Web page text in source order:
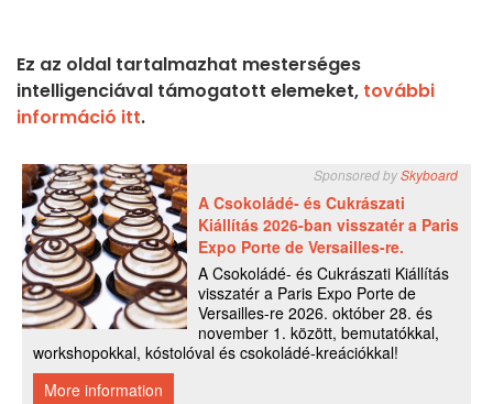
Ez az oldal tartalmazhat mesterséges
intelligenciával támogatott elemeket, további
információ itt.